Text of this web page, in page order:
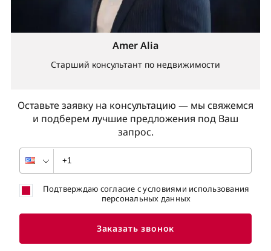
Оставьте заявку на консультацию — мы свяжемся
и подберем лучшие предложения под Ваш
запрос.
Amer Alia
Старший консультант по недвижимости
Подтверждаю согласие с условиями использования
персональных данных
Заказать звонок